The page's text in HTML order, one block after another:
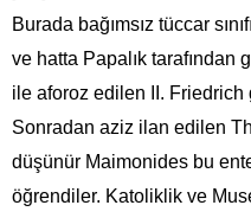
Burada bağımsız tüccar
ve hatta Papalık
ile aforoz edilen II. Friedrich
Sonradan aziz ilan edilen
düşünür Maimonides bu
öğrendiler. Katoliklik ve